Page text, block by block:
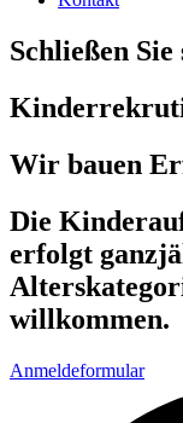
Schließen Sie
Wir bauen
Die
erfolgt
willkommen.
Anmeldeformular